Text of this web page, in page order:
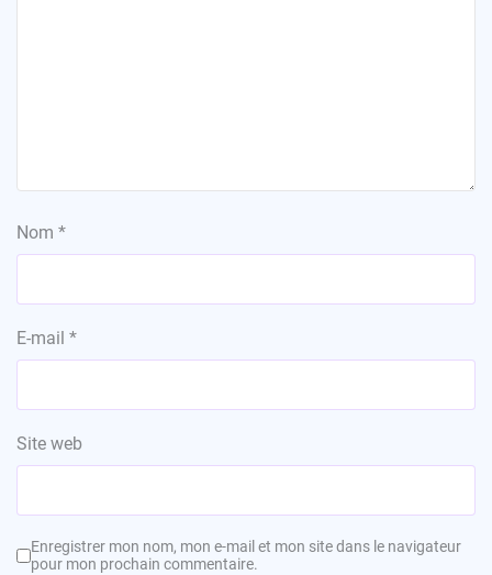
Nom *
E-mail *
Site web
Enregistrer mon nom, mon e-mail et mon site dans le navigateur
pour mon prochain commentaire.